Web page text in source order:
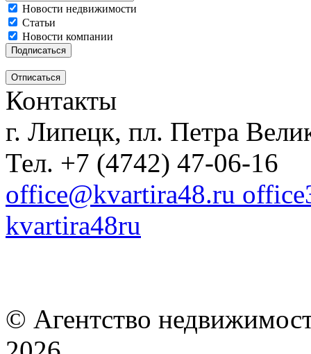
Новости недвижимости
Статьи
Новости компании
Контакты
г. Липецк, пл. Петра
Тел. +7 (4742) 47-06-16
office@kvartira48.ru
kvartira48ru
© Агентство